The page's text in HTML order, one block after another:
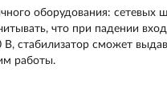
оборудования: сетевых
что при падении
стабилизатор сможет
работы.